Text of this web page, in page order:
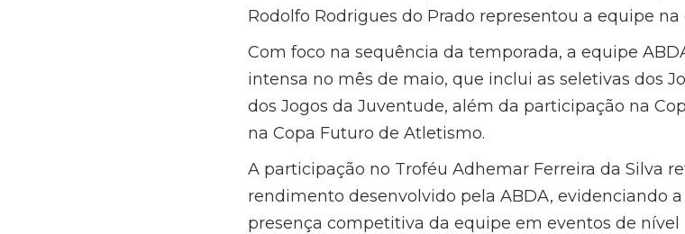
Rodolfo Rodrigues do Prado representou a equipe
Com foco na sequência da temporada, a equipe
intensa no mês de maio, que inclui as seletivas dos
dos Jogos da Juventude, além da participação na
na Copa Futuro de Atletismo.
A participação no Troféu Adhemar Ferreira da Silva
rendimento desenvolvido pela ABDA, evidenciando
presença competitiva da equipe em eventos de nível